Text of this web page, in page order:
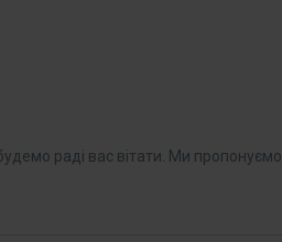
раді вас вітати. Ми пропонуємо